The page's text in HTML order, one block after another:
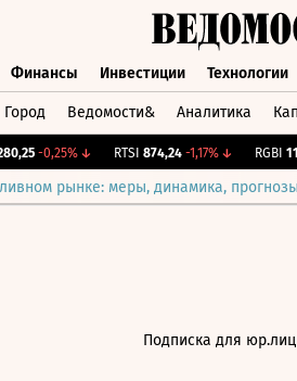
Финансы Инвестиции Технологии
Город Ведомости& Аналитика
-0,25%↓ RTSI 874,24 -1,17%↓ RGBI
рынке: меры, динамика, прогнозы
Подписка для юр.лиц